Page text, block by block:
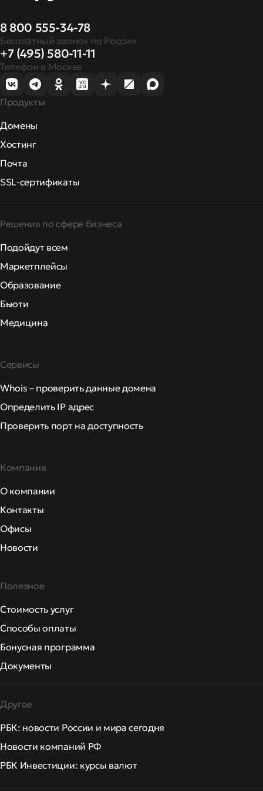
8 800 555-34-78
Бесплатный звонок по России
+7 (495) 580-11-11
Телефон в Москве
Продукты
Домены
Хостинг
Почта
SSL-сертификаты
Решения по сфере бизнеса
Подойдут всем
Маркетплейсы
Образование
Бьюти
Медицина
Сервисы
Whois – проверить данные домена
Определить IP адрес
Проверить порт на доступность
Компания
О компании
Контакты
Офисы
Новости
Полезное
Стоимость услуг
Способы оплаты
Бонусная программа
Документы
Другое
РБК: новости России и мира сегодня
Новости компаний РФ
РБК Инвестиции: курсы валют